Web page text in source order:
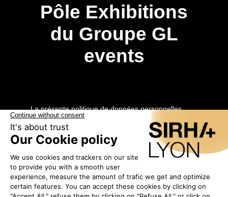
Pôle Exhibitions
du Groupe GL
events
La présente politique de données personnelles
s’applique à toutes les sociétés du Pôle Exhibitions
du Groupe GL events.
Le Groupe GL events se soucie fortement de la
protection de vos données personnelles et
s’engage à collecter et à traiter vos données
personnelles conformément à la loi n°78-17 du 6
janvier 1978 modifiée et au Règlement (UE)
2016/679 du Parlement européen et du Conseil du
27 avril 2016 (RGPD).